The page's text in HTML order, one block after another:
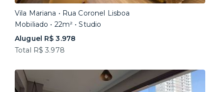
Vila Mariana • Rua Coronel Lisboa
Mobiliado • 22m² • Studio
Aluguel R$ 3.978
Total R$ 3.978